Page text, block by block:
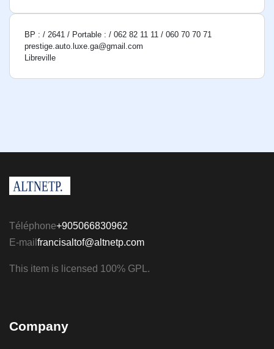
BP : / 2641 / Portable : / 062 82 11 11 / 060 70 70 71
prestige.auto.luxe.ga@gmail.com
Libreville
Téléphone+905066830962
E-mail francisaltof@altnetp.com
This item is licensed 100% GPL.
Company